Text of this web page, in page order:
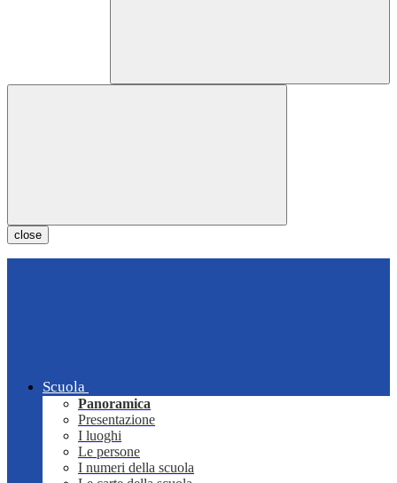
close
Scuola
Panoramica
Presentazione
I luoghi
Le persone
I numeri della scuola